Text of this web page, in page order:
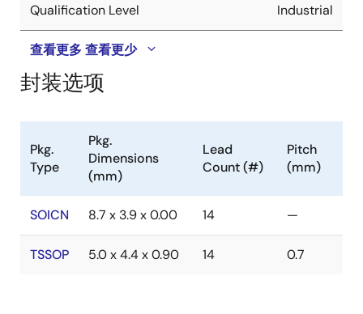
Qualification Level Industrial
查看更多查看更少
封装选项
Pkg.
Type
Pkg.
Dimensions
(mm)
Lead
Count (#)
Pitch
(mm)
SOICN 8.7 x 3.9 x 0.00 14 —
TSSOP 5.0 x 4.4 x 0.90 14 0.7